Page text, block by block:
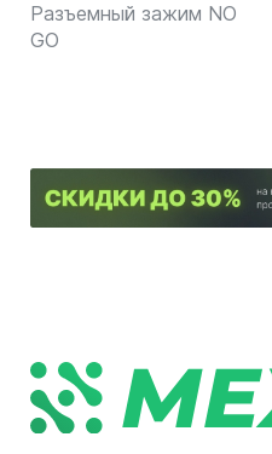
Разъемный зажим NO
GO